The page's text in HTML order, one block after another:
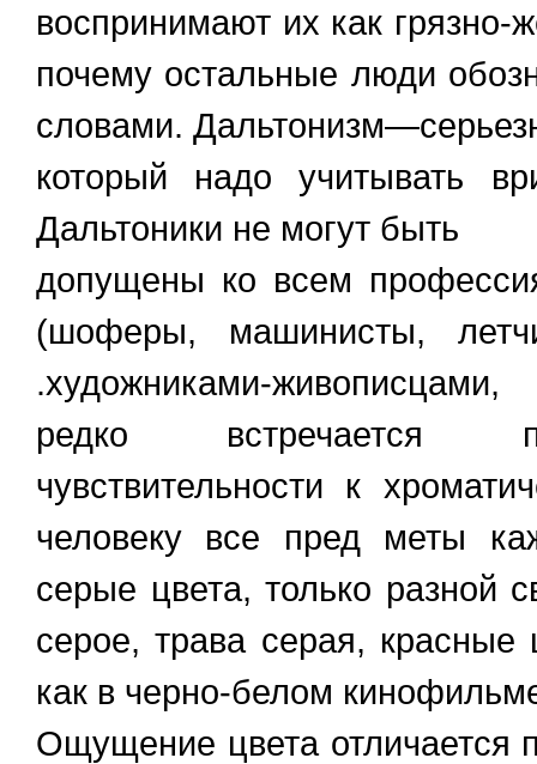
воспринимают их как грязно-
почему остальные люди
словами.
который надо учитывать
Дальтоники не могут быть
допущены ко всем
(шоферы, машинисты,
.художниками-
редко встречается
чувствительности к
человеку все пред меты
серые цвета, только разной
серое, трава серая,
как в черно-белом
Ощущение цвета отличается